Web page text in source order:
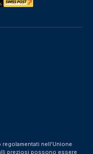
nell'Unione
preziosi possono essere